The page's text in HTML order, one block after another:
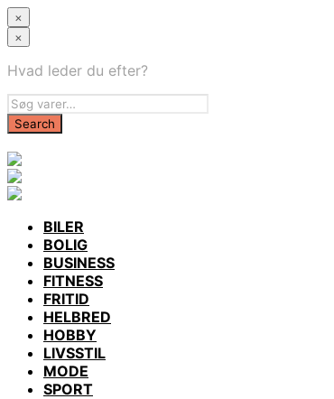
×
×
Hvad leder du efter?
BILER
BOLIG
BUSINESS
FITNESS
FRITID
HELBRED
HOBBY
LIVSSTIL
MODE
SPORT